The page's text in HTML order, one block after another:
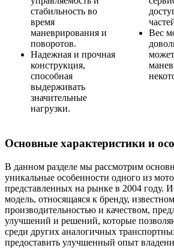
стабильность во
время
маневрирования и
поворотов.
Надежная и прочная
конструкция,
способная
выдерживать
значительные
нагрузки.
Вес
Основные характеристики и
В данном разделе мы рассмотрим
уникальные особенности одного из
представленных на рынке в 2004 году.
модель, относящаяся к бренду,
производительностью и качеством,
улучшений и решений, которые
среди других аналогичных
предоставить улучшенный опыт